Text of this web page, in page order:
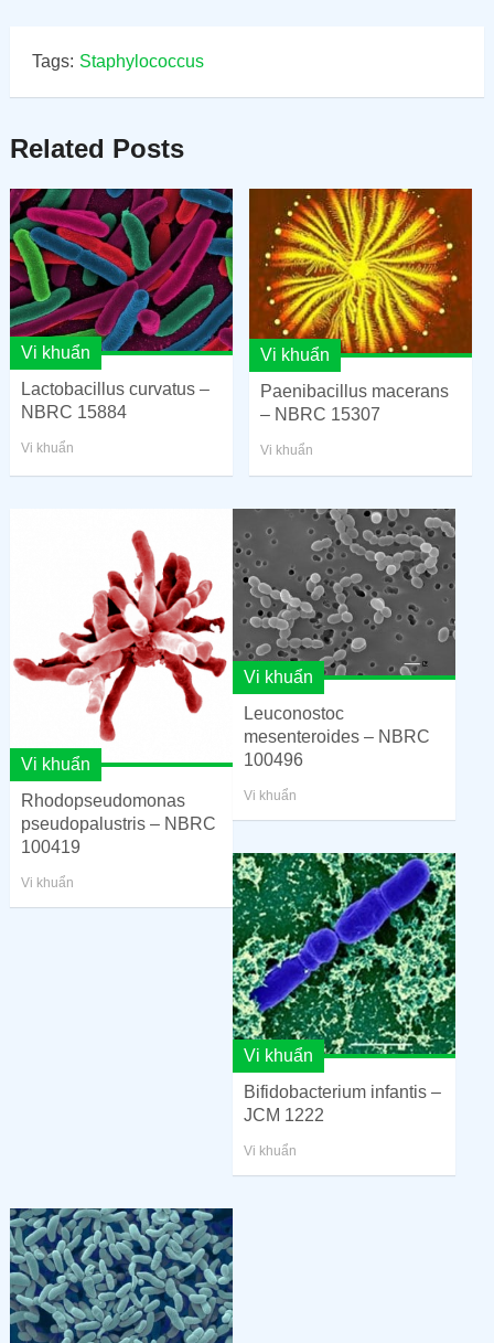
Tags: Staphylococcus
Related Posts
Vi khuẩn
Lactobacillus curvatus –
NBRC 15884
Vi khuẩn
Vi khuẩn
Paenibacillus macerans
– NBRC 15307
Vi khuẩn
Vi khuẩn
Rhodopseudomonas
pseudopalustris – NBRC
100419
Vi khuẩn
Vi khuẩn
Leuconostoc
mesenteroides – NBRC
100496
Vi khuẩn
Vi khuẩn
Bifidobacterium infantis –
JCM 1222
Vi khuẩn